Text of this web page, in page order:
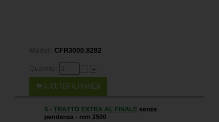
CFR3000.9292
- +
AJOUTER AU PANIER